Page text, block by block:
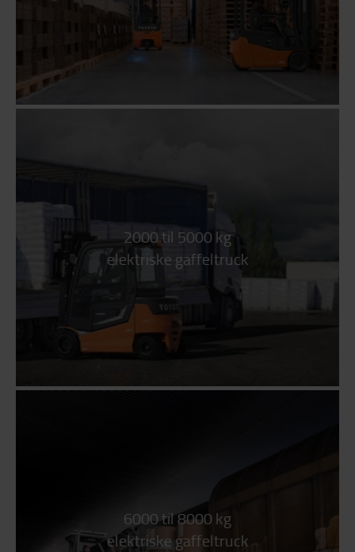
2000 til 5000 kg
elektriske gaffeltruck
6000 til 8000 kg
elektriske gaffeltruck